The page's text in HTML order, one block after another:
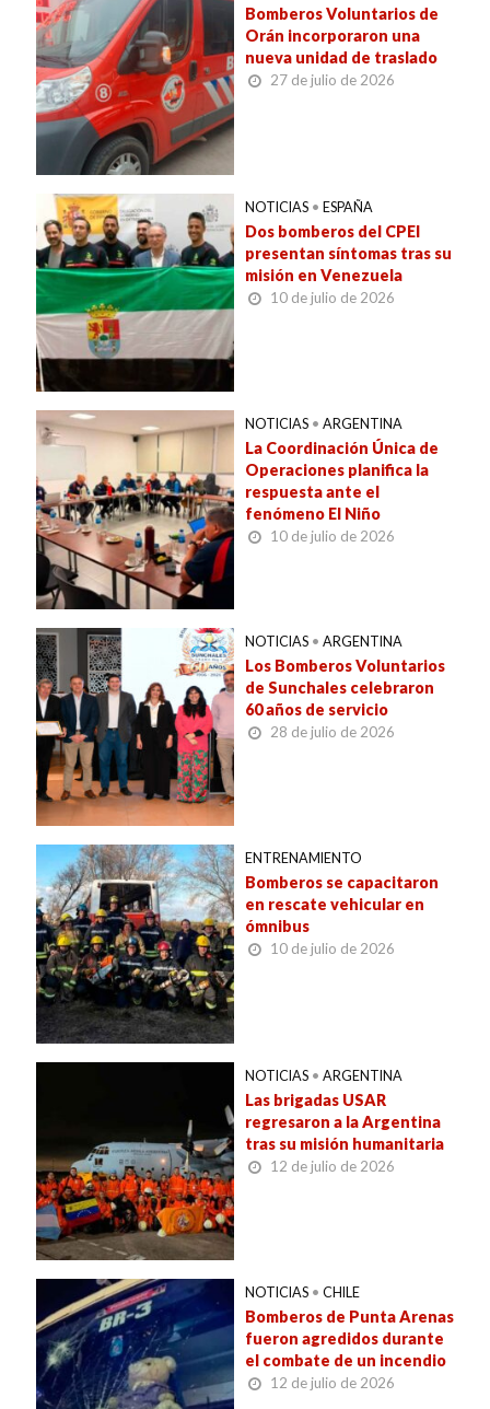
Bomberos Voluntarios de
Orán incorporaron una
nueva unidad de traslado
27 de julio de 2026
NOTICIAS • ESPAÑA
Dos bomberos del CPEI
presentan síntomas tras su
misión en Venezuela
10 de julio de 2026
NOTICIAS • ARGENTINA
La Coordinación Única de
Operaciones planifica la
respuesta ante el
fenómeno El Niño
10 de julio de 2026
NOTICIAS • ARGENTINA
Los Bomberos Voluntarios
de Sunchales celebraron
60 años de servicio
28 de julio de 2026
ENTRENAMIENTO
Bomberos se capacitaron
en rescate vehicular en
ómnibus
10 de julio de 2026
NOTICIAS • ARGENTINA
Las brigadas USAR
regresaron a la Argentina
tras su misión humanitaria
12 de julio de 2026
NOTICIAS • CHILE
Bomberos de Punta Arenas
fueron agredidos durante
el combate de un incendio
12 de julio de 2026